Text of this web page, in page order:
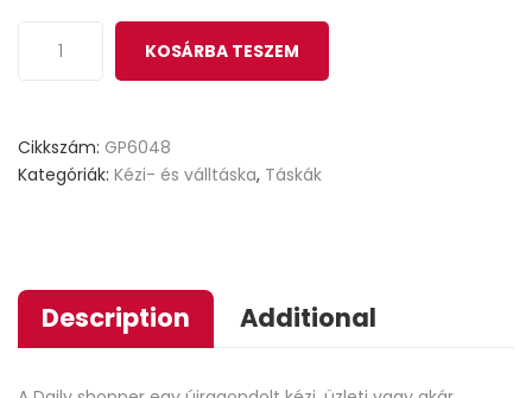
KOSÁRBA TESZEM
Cikkszám: GP6048
Kategóriák: Kézi- és válltáska, Táskák
Description Additional